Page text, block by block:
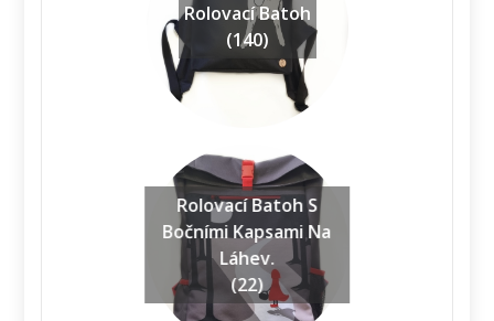
Rolovací Batoh
(140)
Rolovací Batoh S
Bočními Kapsami Na
Láhev.
(22)